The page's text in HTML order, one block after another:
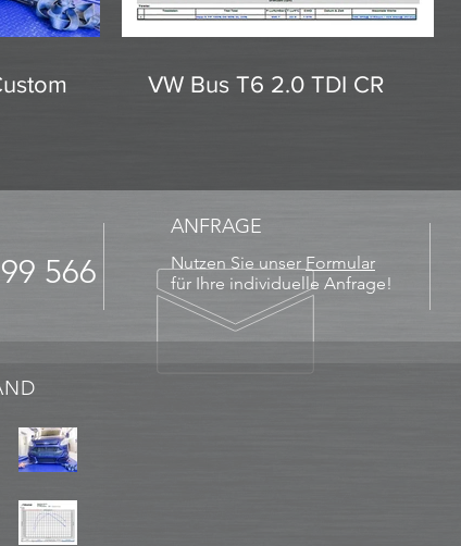
VW Bus T6 2.0 TDI CR
566
ANFRAGE
Nutzen Sie unser Formular
für Ihre individuelle Anfrage!